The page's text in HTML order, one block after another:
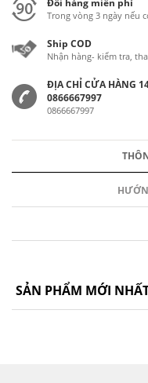
Trong vòng 3 ngày nếu
Ship COD
Nhận hàng- kiểm tra,
ĐỊA CHỈ CỬA HÀNG
0866667997
0866667997
SẢN PHẨM MỚI